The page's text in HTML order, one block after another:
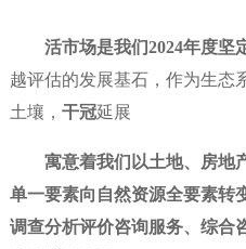
活市场是我们2024年度坚
越评估的发展基石， 作为生态
土壤， 干冠延展
寓意着我们以土地、房地
单一要素向自然资源全要素转
调查分析评价咨询服务、综合